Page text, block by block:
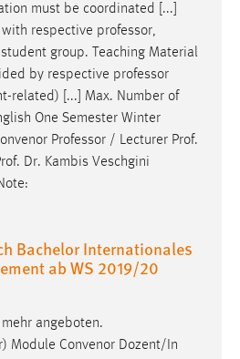
must be coordinated [...]
respective professor,
group. Teaching Material
by respective professor
related) [...] Max. Number of
One Semester Winter
Professor / Lecturer Prof.
Dr. Kambis Veschgini
Bachelor Internationales
ab WS 2019/20
angeboten.
Module Convenor Dozent/In